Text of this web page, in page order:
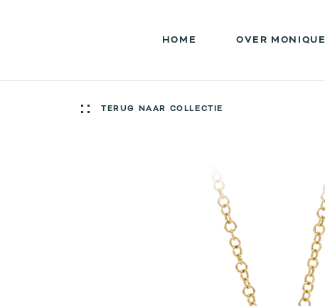
HOME OVER MONIQUE
TERUG NAAR COLLECTIE